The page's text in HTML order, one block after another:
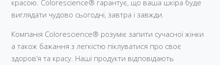
красою. Colorescience® гарантує, що ваша шкіра буде
виглядати чудово сьогодні, завтра і завжди.
Компанія Colorescience® розуміє запити сучасної жінки
а також бажання з легкістю піклуватися про своє
здоров’я та красу. Наші продукти відповідають